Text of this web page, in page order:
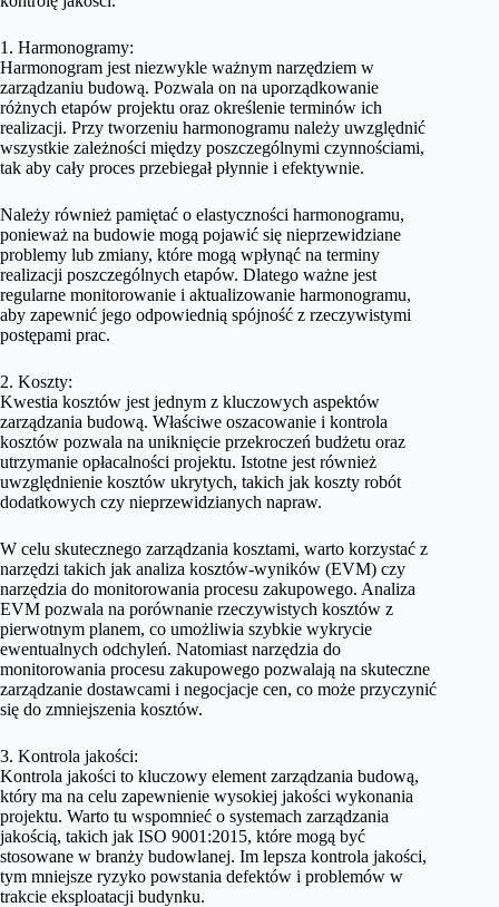
1. Harmonogramy:
Harmonogram jest niezwykle ważnym narzędziem w
zarządzaniu budową. Pozwala on na uporządkowanie
różnych etapów projektu oraz określenie terminów ich
realizacji. Przy tworzeniu harmonogramu należy uwzględnić
wszystkie zależności między poszczególnymi czynnościami,
tak aby cały proces przebiegał płynnie i efektywnie.
Należy również pamiętać o elastyczności harmonogramu,
ponieważ na budowie mogą pojawić się nieprzewidziane
problemy lub zmiany, które mogą wpłynąć na terminy
realizacji poszczególnych etapów. Dlatego ważne jest
regularne monitorowanie i aktualizowanie harmonogramu,
aby zapewnić jego odpowiednią spójność z rzeczywistymi
postępami prac.
2. Koszty:
Kwestia kosztów jest jednym z kluczowych aspektów
zarządzania budową. Właściwe oszacowanie i kontrola
kosztów pozwala na uniknięcie przekroczeń budżetu oraz
utrzymanie opłacalności projektu. Istotne jest również
uwzględnienie kosztów ukrytych, takich jak koszty robót
dodatkowych czy nieprzewidzianych napraw.
W celu skutecznego zarządzania kosztami, warto korzystać z
narzędzi takich jak analiza kosztów-wyników (EVM) czy
narzędzia do monitorowania procesu zakupowego. Analiza
EVM pozwala na porównanie rzeczywistych kosztów z
pierwotnym planem, co umożliwia szybkie wykrycie
ewentualnych odchyleń. Natomiast narzędzia do
monitorowania procesu zakupowego pozwalają na skuteczne
zarządzanie dostawcami i negocjacje cen, co może przyczynić
się do zmniejszenia kosztów.
3. Kontrola jakości:
Kontrola jakości to kluczowy element zarządzania budową,
który ma na celu zapewnienie wysokiej jakości wykonania
projektu. Warto tu wspomnieć o systemach zarządzania
jakością, takich jak ISO 9001:2015, które mogą być
stosowane w branży budowlanej. Im lepsza kontrola jakości,
tym mniejsze ryzyko powstania defektów i problemów w
trakcie eksploatacji budynku.